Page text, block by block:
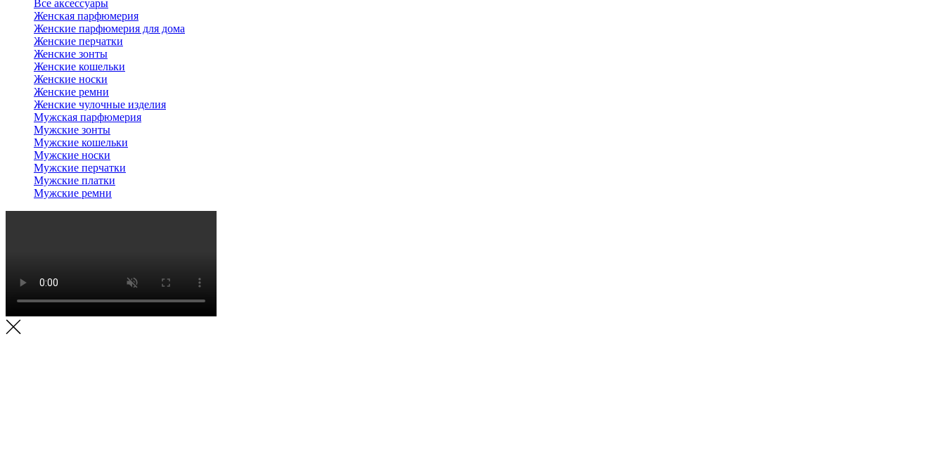
Все аксессуары
Женская парфюмерия
Женские парфюмерия для дома
Женские перчатки
Женские зонты
Женские кошельки
Женские носки
Женские ремни
Женские чулочные изделия
Мужская парфюмерия
Мужские зонты
Мужские кошельки
Мужские носки
Мужские перчатки
Мужские платки
Мужские ремни